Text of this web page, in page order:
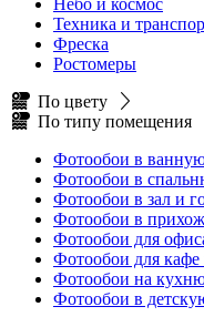
Небо и космос
Техника и
Фреска
Ростомеры
По цвету
По типу помещения
Фотообои в
Фотообои в
Фотообои в зал и
Фотообои в
Фотообои для
Фотообои для кафе
Фотообои на
Фотообои в